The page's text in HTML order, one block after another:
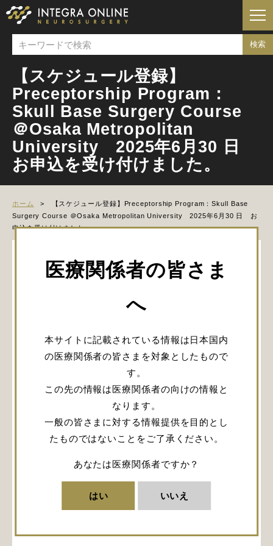
医療関係者の皆さま
へ
本サイトに記載されている情報は日本国内
の医療関係者の皆さまを対象としたもので
す。
この先の情報は医療関係者の向けの情報と
なります。
一般の皆さまに対する情報提供を目的とし
たものではないことをご了承ください。
あなたは医療関係者ですか？
はい いいえ
【スケジュール登録】
Preceptorship Program：
Skull Base Surgery Course
＠Osaka Metropolitan
University 2025年6月30 日
お申込を受け付けました。
ホーム
【スケジュール登録】Preceptorship Program：Skull Base
Surgery Course ＠Osaka Metropolitan University 2025年6月30 日 お
申込を受け付けました。
Preceptorship Program：Skull Base Surgery
Course ＠Osaka Metropolitan Universityにお申込み
お送りいたしました。
メールを受信されていない場合は、弊社担当営業ま
交通手配が必要な場合は、5営業日以内に東武トップ
ツアーズIntegra Japanデスク担当よりメールにてご
連絡いたします
予定を登録（Googleカレンダー）